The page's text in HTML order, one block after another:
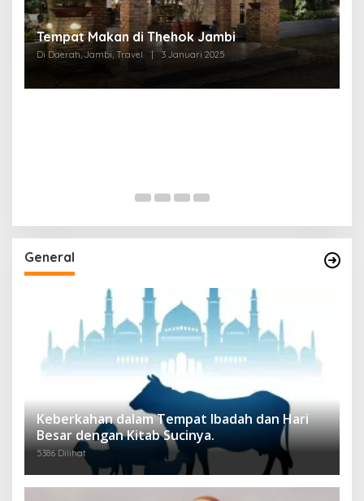
Tempat Makan di Thehok Jambi
Di Daerah, Jambi, Travel 3 Januari 2025
General
Keberkahan dalam Tempat Ibadah dan Hari
Besar dengan Kitab Sucinya.
5386 Dilihat